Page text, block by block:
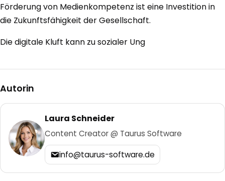
Förderung von Medienkompetenz ist eine Investition in
die Zukunftsfähigkeit der Gesellschaft.
Die digitale Kluft kann zu sozialer Ung
Autorin
Laura Schneider
Content Creator @ Taurus Software
info@taurus-software.de